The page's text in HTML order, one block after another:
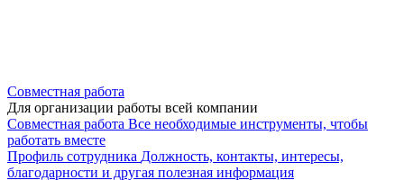
Совместная работа
Для организации работы всей компании
Совместная работа Все необходимые инструменты, чтобы
работать вместе
Профиль сотрудника Должность, контакты, интересы,
благодарности и другая полезная информация